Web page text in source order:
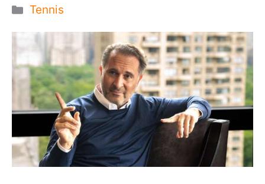
Categorie
Tennis